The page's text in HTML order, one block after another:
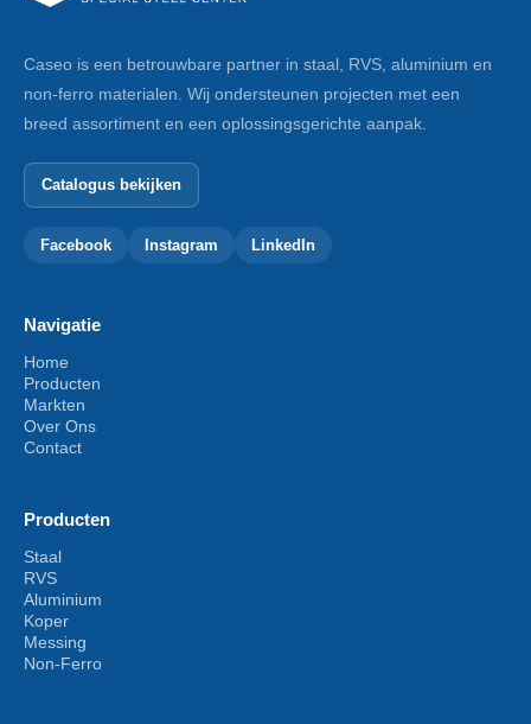
Caseo is een betrouwbare partner in staal, RVS, aluminium en
non-ferro materialen. Wij ondersteunen projecten met een
breed assortiment en een oplossingsgerichte aanpak.
Catalogus bekijken
Facebook Instagram LinkedIn
Navigatie
Home
Producten
Markten
Over Ons
Contact
Producten
Staal
RVS
Aluminium
Koper
Messing
Non-Ferro